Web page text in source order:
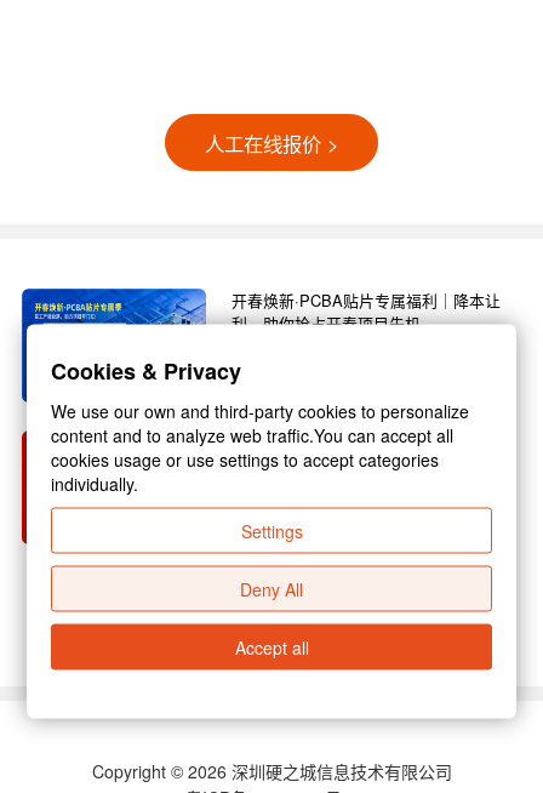
人工在线报价 >
开春焕新·PCBA贴片专属福利｜降本让
利，助你抢占开春项目先机
旺季，也是电子行业新项目启动的关键节点！不
硬之城 2026 年春节放假通知
期期间业务衔接顺畅，结合国家放假规定与公司
实际运营安排，现...
查看更多 >
Copyright © 2026 深圳硬之城信息技术有限公司
Cookies & Privacy
We use our own and third-party cookies to personalize
content and to analyze web traffic.You can accept all
cookies usage or use settings to accept categories
individually.
Settings
Deny All
Accept all